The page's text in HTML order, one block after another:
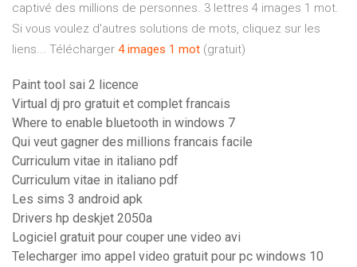
captivé des millions de personnes. 3 lettres 4 images 1 mot.
Si vous voulez d'autres solutions de mots, cliquez sur les
liens... Télécharger 4 images 1 mot (gratuit)
Paint tool sai 2 licence
Virtual dj pro gratuit et complet francais
Where to enable bluetooth in windows 7
Qui veut gagner des millions francais facile
Curriculum vitae in italiano pdf
Curriculum vitae in italiano pdf
Les sims 3 android apk
Drivers hp deskjet 2050a
Logiciel gratuit pour couper une video avi
Telecharger imo appel video gratuit pour pc windows 10